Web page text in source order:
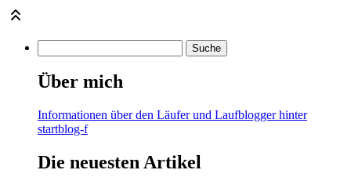
Über mich
Informationen über den Läufer und Laufblogger hinter
startblog-f
Die neuesten Artikel